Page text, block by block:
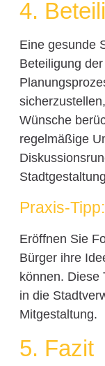
4.
Eine gesunde
Beteiligung
Wünsche
regelmäßige
Praxis-Tipp:
Eröffnen Sie
Bürger ihre
können. Diese
in die
Mitgestaltung.
5. Fazit